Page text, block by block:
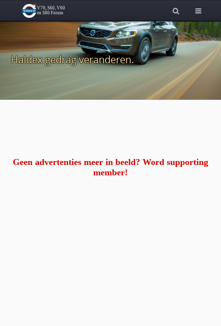
Haldex gedrag veranderen.
Geen advertenties meer in beeld? Word supporting
member!